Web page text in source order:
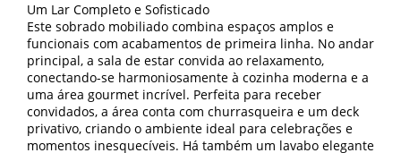
Um Lar Completo e Sofisticado
Este sobrado mobiliado combina espaços amplos e
funcionais com acabamentos de primeira linha. No andar
principal, a sala de estar convida ao relaxamento,
conectando-se harmoniosamente à cozinha moderna e a
uma área gourmet incrível. Perfeita para receber
convidados, a área conta com churrasqueira e um deck
privativo, criando o ambiente ideal para celebrações e
momentos inesquecíveis. Há também um lavabo elegante